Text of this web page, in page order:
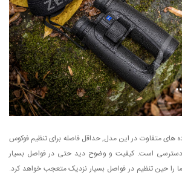
های متفاوت در این مدل, حداقل فاصله برای تنظیم فوکوس
قابل دسترسی است. کیفیت و وضوح دید حتی در فواصل بسیار
حین تنظیم در فواصل بسیار نزدیک متعجب خواهد کرد.